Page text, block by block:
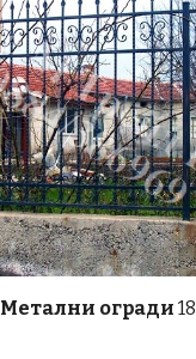
Метални огради 18